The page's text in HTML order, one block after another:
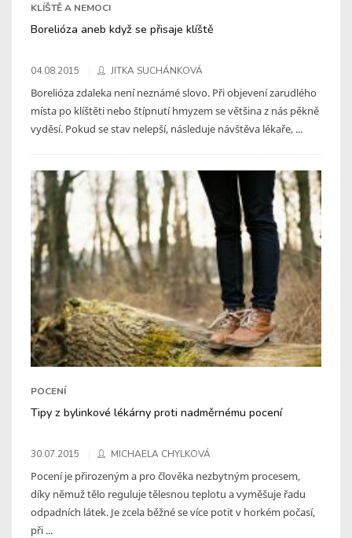
KLÍŠTĚ A NEMOCI
Borelióza aneb když se přisaje klíště
04.08.2015 JITKA SUCHÁNKOVÁ
Borelióza zdaleka není neznámé slovo. Při objevení zarudlého
místa po klíštěti nebo štípnutí hmyzem se většina z nás pěkně
vyděsí. Pokud se stav nelepší, následuje návštěva lékaře, ...
POCENÍ
Tipy z bylinkové lékárny proti nadměrnému pocení
30.07.2015 MICHAELA CHYLKOVÁ
Pocení je přirozeným a pro člověka nezbytným procesem,
díky němuž tělo reguluje tělesnou teplotu a vyměšuje řadu
odpadních látek. Je zcela běžné se více potit v horkém počasí,
při ...